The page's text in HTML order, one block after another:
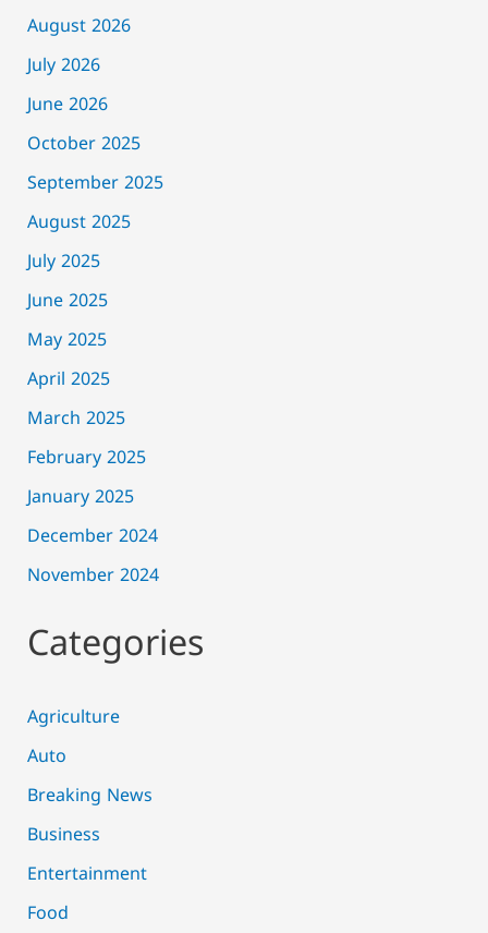
August 2026
July 2026
June 2026
October 2025
September 2025
August 2025
July 2025
June 2025
May 2025
April 2025
March 2025
February 2025
January 2025
December 2024
November 2024
Categories
Agriculture
Auto
Breaking News
Business
Entertainment
Food